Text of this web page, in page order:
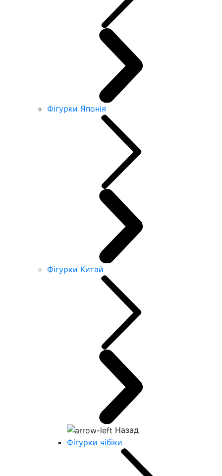
Фігурки Японія
Фігурки Китай
Назад
Фігурки чібіки